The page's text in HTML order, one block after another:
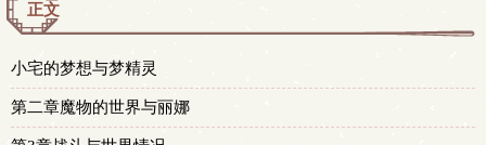
正文
小宅的梦想与梦精灵
第二章魔物的世界与丽娜